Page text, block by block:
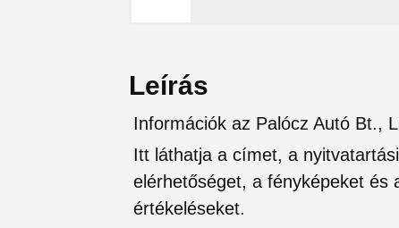
Leírás
Információk az Palócz Autó Bt.,
Itt láthatja a címet, a
elérhetőséget, a fényképeket és
értékeléseket.